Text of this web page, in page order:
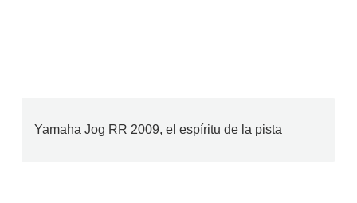
Yamaha Jog RR 2009, el espíritu de la pista